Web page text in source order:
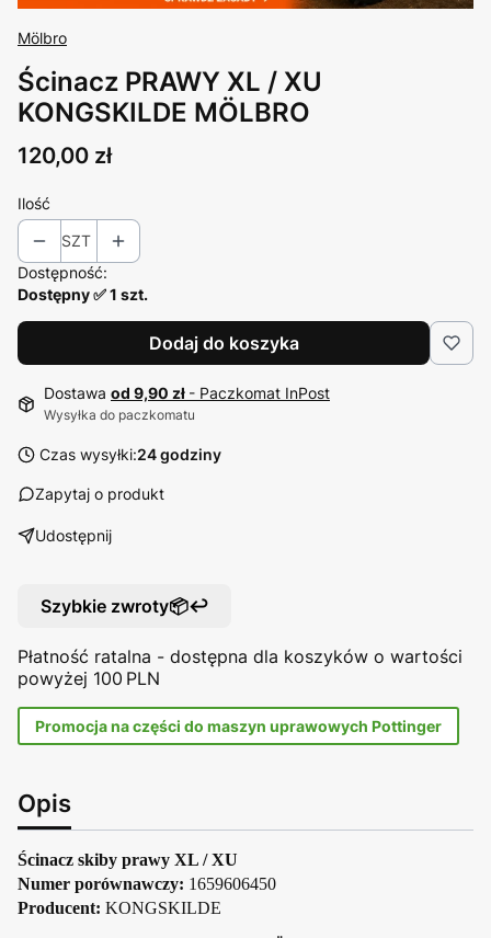
Mölbro
Ścinacz PRAWY XL / XU
KONGSKILDE MÖLBRO
Cena
120,00 zł
Ilość
SZT
Dostępność:
Dostępny ✅ 1 szt.
Dodaj do koszyka
Dostawa od 9,90 zł - Paczkomat InPost
Wysyłka do paczkomatu
Czas wysyłki:24 godziny
Zapytaj o produkt
Udostępnij
Szybkie zwroty📦↩️
Płatność ratalna - dostępna dla koszyków o wartości
powyżej 100 PLN
Promocja na części do maszyn uprawowych Pottinger
Opis
Ścinacz skiby prawy XL / XU
Numer porównawczy: 1659606450
Producent: KONGSKILDE